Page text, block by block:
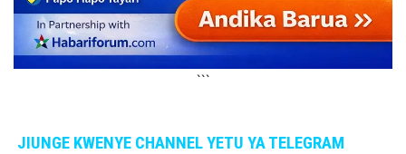
```
JIUNGE KWENYE CHANNEL YETU YA TELEGRAM